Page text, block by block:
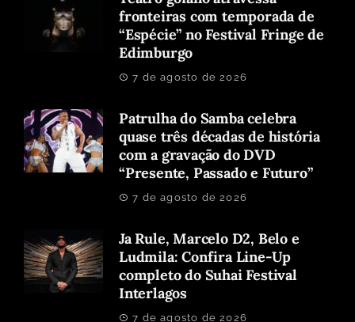
fronteiras com temporada de
“Espécie” no Festival Fringe de
Edimburgo
7 de agosto de 2026
Patrulha do Samba celebra
quase três décadas de história
com a gravação do DVD
“Presente, Passado e Futuro”
7 de agosto de 2026
Ja Rule, Marcelo D2, Belo e
Ludmila: Confira Line-Up
completo do Suhai Festival
Interlagos
7 de agosto de 2026